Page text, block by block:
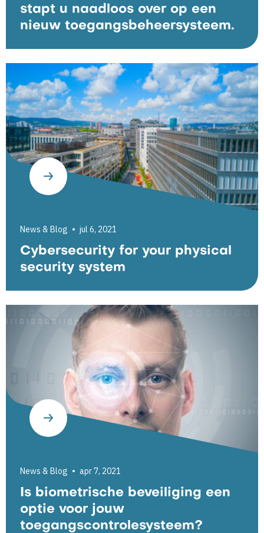
stapt u naadloos over op een
nieuw toegangsbeheersysteem.
News & Blog jul 6, 2021
Cybersecurity for your physical
security system
News & Blog apr 7, 2021
Is biometrische beveiliging een
optie voor jouw
toegangscontrolesysteem?